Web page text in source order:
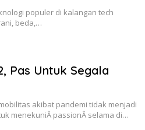
populer di kalangan tech
beda,…
Pas Untuk Segala
akibat pandemi tidak menjadi
menekuniÂ passionÂ selama di…